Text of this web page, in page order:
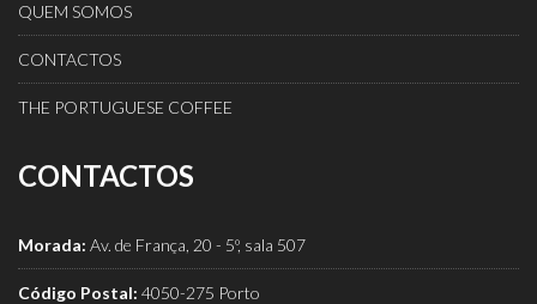
QUEM SOMOS
CONTACTOS
THE PORTUGUESE COFFEE
CONTACTOS
Morada: Av. de França, 20 - 5º, sala 507
Código Postal: 4050-275 Porto